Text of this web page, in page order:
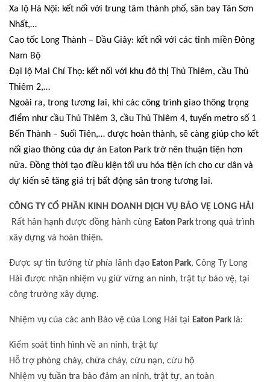
Xa lộ Hà Nội: kết nối với trung tâm thành phố, sân bay Tân Sơn
Nhất,…
Cao tốc Long Thành – Dầu Giây: kết nối với các tỉnh miền Đông
Nam Bộ
Đại lộ Mai Chí Thọ: kết nối với khu đô thị Thủ Thiêm, cầu Thủ
Thiêm 2,…
Ngoài ra, trong tương lai, khi các công trình giao thông trọng
điểm như cầu Thủ Thiêm 3, cầu Thủ Thiêm 4, tuyến metro số 1
Bến Thành – Suối Tiên,… được hoàn thành, sẽ càng giúp cho kết
nối giao thông của dự án Eaton Park trở nên thuận tiện hơn
nữa. Đồng thời tạo điều kiện tối ưu hóa tiện ích cho cư dân và
dự kiến sẽ tăng giá trị bất động sản trong tương lai.
CÔNG TY CỔ PHẦN KINH DOANH DỊCH VỤ BẢO VỆ LONG HẢI
Rất hân hạnh được đồng hành cùng Eaton Park trong quá trình
xây dựng và hoàn thiện.
Được sự tin tưởng từ phía lãnh đạo Eaton Park, Công Ty Long
Hải được nhận nhiệm vụ giữ vững an ninh, trật tự bảo vệ, tại
công trường xây dựng.
Nhiệm vụ của các anh Bảo vệ của Long Hải tại Eaton Park là:
Kiểm soát tình hình về an ninh, trật tự
Hỗ trợ phòng cháy, chữa cháy, cứu nạn, cứu hộ
Nhiệm vụ tuần tra bảo đảm an ninh, trật tự, an toàn